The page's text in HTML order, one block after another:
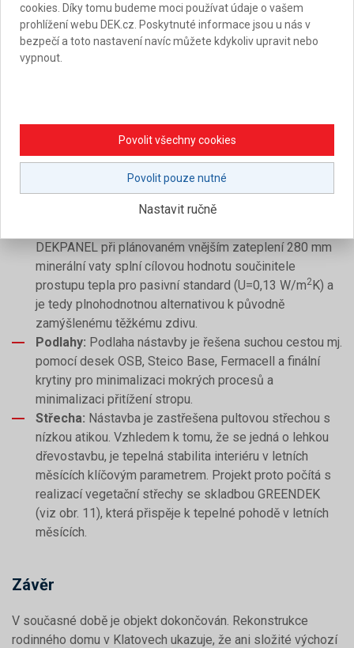
krásný panoramatický výhled. Jako hydroizolační vrstva
byla pro terasu zvolena moderní fólie na bázi
termoplastických polyolefinů (TPO). Ta vyniká svou
mechanickou odolností a životností, ale je také vhodným
Dokončovací práce a technologie
Po dokončení hrubé stavby z panelů se plynule navazuje
dalšími pracemi:
DEKPANEL při plánovaném vnějším zateplení 280 mm
minerální vaty splní cílovou hodnotu součinitele
prostupu tepla pro pasivní standard (U=0,13 W/m2K) a
je tedy plnohodnotnou alternativou k původně
zamýšlenému těžkému zdivu.
Podlahy: Podlaha nástavby je řešena suchou cestou mj.
pomocí desek OSB, Steico Base, Fermacell a finální
krytiny pro minimalizaci mokrých procesů a
minimalizaci přitížení stropu.
Střecha: Nástavba je zastřešena pultovou střechou s
nízkou atikou. Vzhledem k tomu, že se jedná o lehkou
dřevostavbu, je tepelná stabilita interiéru v letních
měsících klíčovým parametrem. Projekt proto počítá s
realizací vegetační střechy se skladbou GREENDEK
(viz obr. 11), která přispěje k tepelné pohodě v letních
měsících.
Závěr
V současné době je objekt dokončován. Rekonstrukce
rodinného domu v Klatovech ukazuje, že ani složité výchozí
cookies. Díky tomu budeme moci používat údaje o vašem
prohlížení webu DEK.cz. Poskytnuté informace jsou u nás v
bezpečí a toto nastavení navíc můžete kdykoliv upravit nebo
vypnout.
Povolit všechny cookies
Povolit pouze nutné
Nastavit ručně